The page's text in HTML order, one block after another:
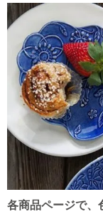
各商品ページで、